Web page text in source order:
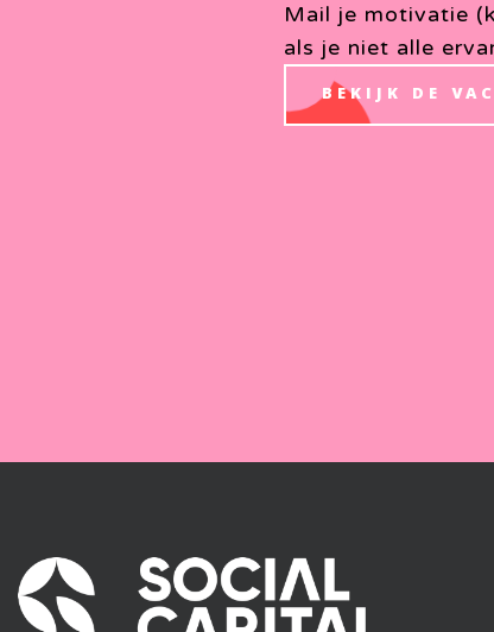
Mail je motivatie
als je niet alle
BEKIJK DE